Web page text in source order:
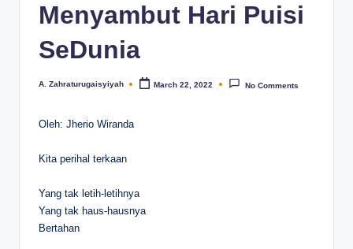
Menyambut Hari Puisi
SeDunia
Posted
A. Zahraturugaisyiyah March 22, 2022 No Comments
Oleh: Jherio Wiranda
Kita perihal terkaan
Yang tak letih-letihnya
Yang tak haus-hausnya
Bertahan